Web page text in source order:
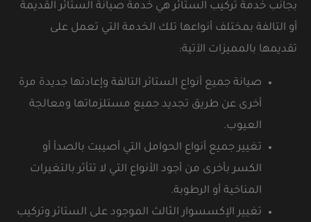
بجانب خدمة تركيب الستائر هي خدمة صيانة الستائر القديمة
أو التالفة بمختلف أنواعها تلك الخدمة التي تعمل على
تقديمها بالمميزات الآتية:
صيانة جميع أنواع الستائر التالفة وإعادتها جديدة مرة
أخرى عن طريق تجديد جميع مستلزماتها ومعالجة
العيوب.
تغيير جميع أنواع الحوامل التي أصيبت بالصدأ أو
الكسر بأخرى من أجود الأنواع التي لا تتأثر بالتغيرات
المناخية أو الرطوبة.
تغيير الإكسسوار الثالث الموجود على الستائر وتركيب